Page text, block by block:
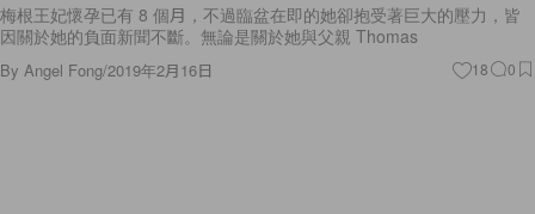
梅根王妃懷孕已有 8 個月，不過臨盆在即的她卻抱受著巨大的壓力，皆
因關於她的負面新聞不斷。無論是關於她與父親 Thomas
By Angel Fong/2019年2月16日 18 0